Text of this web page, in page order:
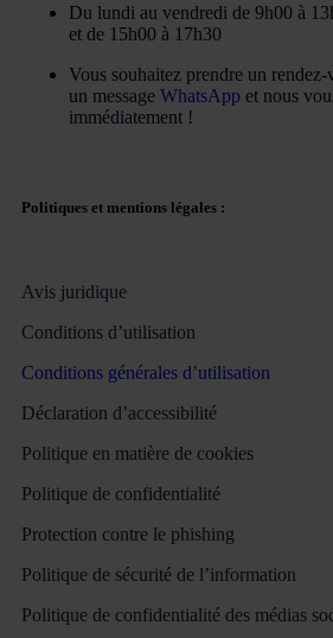
Du lundi au vendredi de 9h00 à
et de 15h00 à 17h30
Vous souhaitez prendre un
un message WhatsApp et nous
immédiatement !
Politiques et mentions légales :
Avis juridique
Conditions d’utilisation
Conditions générales d’utilisation
Déclaration d’accessibilité
Politique en matière de cookies
Politique de confidentialité
Protection contre le phishing
Politique de sécurité de l’information
Politique de confidentialité des médias